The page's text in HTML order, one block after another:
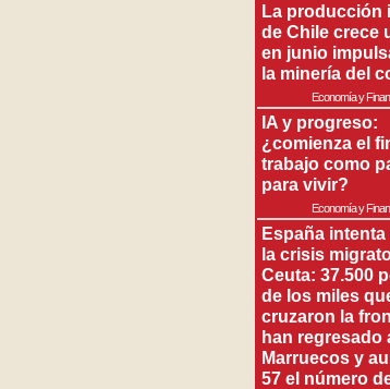
La producción
de Chile crece
en junio
la minería del
Economía y
IA y progreso:
¿comienza el
trabajo como
para vivir?
Economía y
España
la crisis
Ceuta: 37.500
de los miles
cruzaron la
han regresado
Marruecos y
57 el número